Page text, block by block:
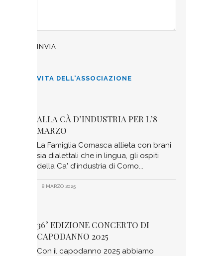
VITA DELL'ASSOCIAZIONE
ALLA CÀ D’INDUSTRIA PER L’8
MARZO
La Famiglia Comasca allieta con brani
sia dialettali che in lingua, gli ospiti
della Ca' d'industria di Como
8 MARZO 2025
36° EDIZIONE CONCERTO DI
CAPODANNO 2025
Con il capodanno 2025 abbiamo